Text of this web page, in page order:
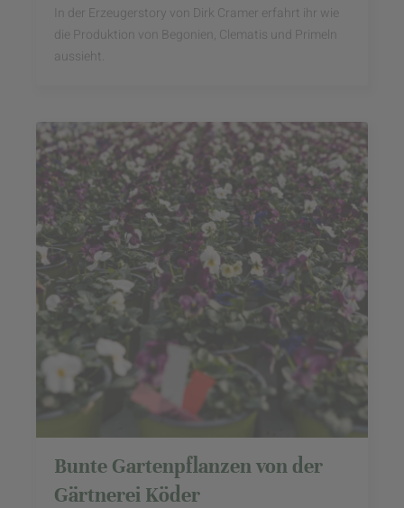
In der Erzeugerstory von Dirk Cramer erfahrt ihr wie
die Produktion von Begonien, Clematis und Primeln
aussieht.
Bunte Gartenpflanzen von der
Gärtnerei Köder